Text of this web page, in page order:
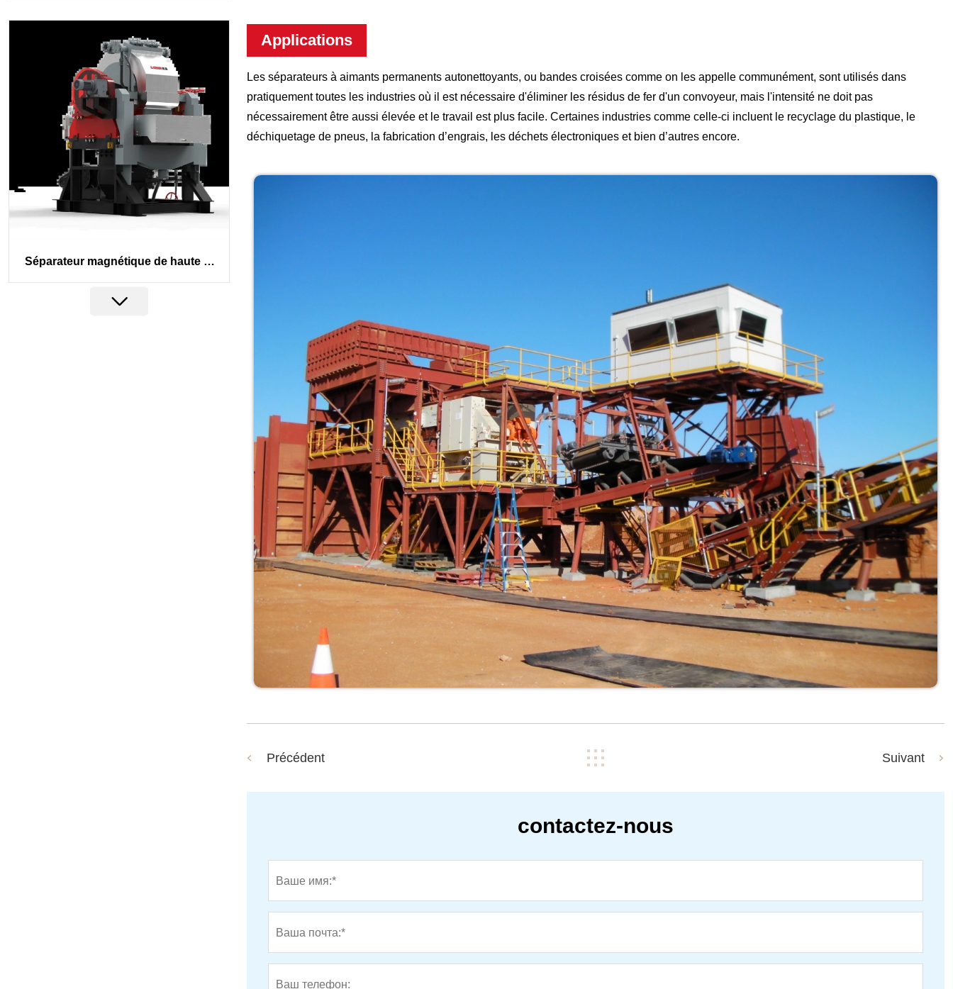
Séparateur magnétique de haute in
Applications
Les séparateurs à aimants permanents autonettoyants, ou bandes croisées comme on les appelle communément, sont utilisés dans
pratiquement toutes les industries où il est nécessaire d'éliminer les résidus de fer d'un convoyeur, mais l'intensité ne doit pas
nécessairement être aussi élevée et le travail est plus facile. Certaines industries comme celle-ci incluent le recyclage du plastique, le
déchiquetage de pneus, la fabrication d’engrais, les déchets électroniques et bien d’autres encore.
Précédent Suivant
contactez-nous